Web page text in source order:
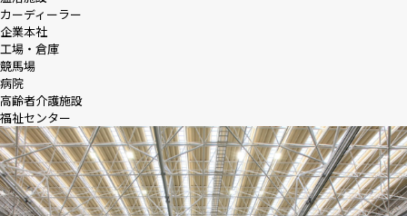
カーディーラー
企業本社
工場・倉庫
競馬場
病院
高齢者介護施設
福祉センター